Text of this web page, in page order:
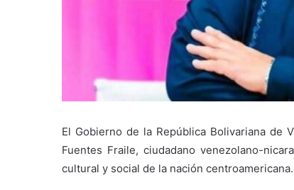
El Gobierno de la República Bolivariana de
Fuentes Fraile, ciudadano venezolano-
cultural y social de la nación centroamericana.